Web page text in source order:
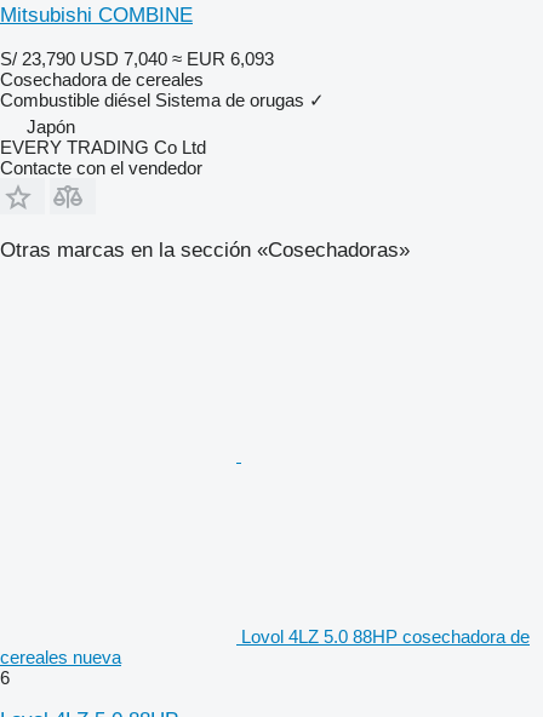
Mitsubishi COMBINE
S/ 23,790 USD 7,040 ≈ EUR 6,093
Cosechadora de cereales
Combustible diésel Sistema de orugas ✓
Japón
EVERY TRADING Co Ltd
Contacte con el vendedor
Otras marcas en la sección «Cosechadoras»
Lovol 4LZ 5.0 88HP cosechadora de
cereales nueva
6